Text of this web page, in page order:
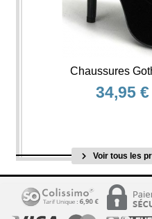
Chaussures
34,95 €
Voir tous les